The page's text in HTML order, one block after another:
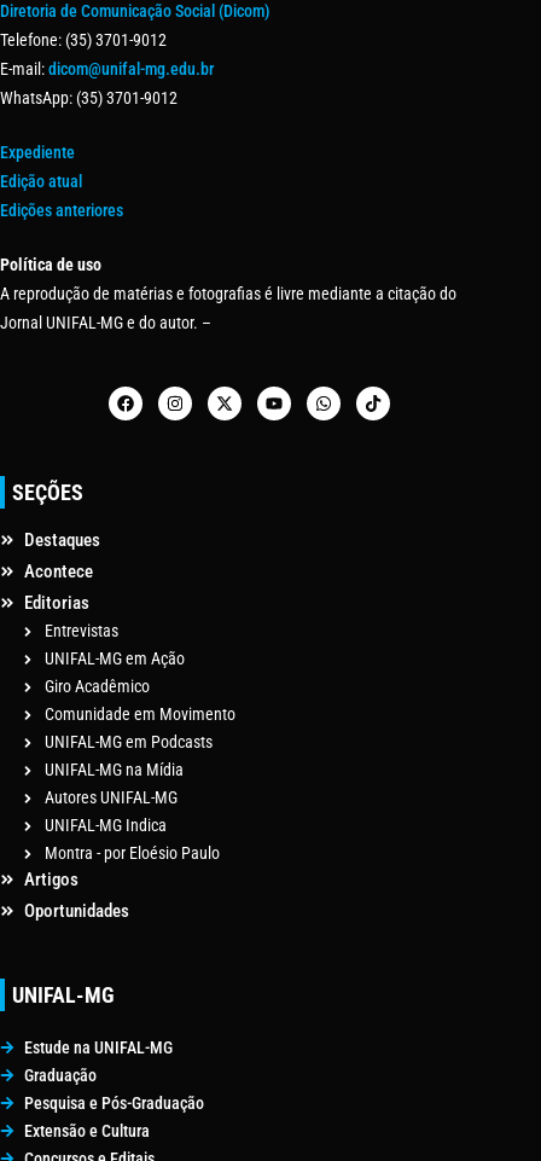
Diretoria de Comunicação Social (Dicom)
Telefone: (35) 3701-9012
E-mail:dicom@unifal-mg.edu.br
WhatsApp: (35) 3701-9012
Expediente
Edição atual
Edições anteriores
Política de uso
A reprodução de matérias e fotografias é livre mediante a citação do
Jornal UNIFAL-MG e do autor. –
SEÇÕES
Destaques
Acontece
Editorias
Entrevistas
UNIFAL-MG em Ação
Giro Acadêmico
Comunidade em Movimento
UNIFAL-MG em Podcasts
UNIFAL-MG na Mídia
Autores UNIFAL-MG
UNIFAL-MG Indica
Montra - por Eloésio Paulo
Artigos
Oportunidades
UNIFAL-MG
Estude na UNIFAL-MG
Graduação
Pesquisa e Pós-Graduação
Extensão e Cultura